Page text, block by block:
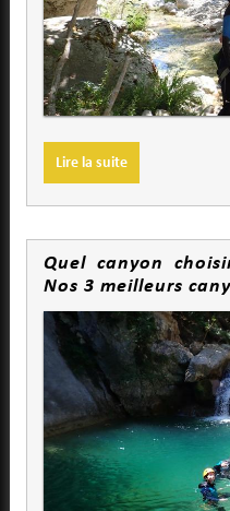
Lire la suite
Quel canyon
Nos 3 meilleurs